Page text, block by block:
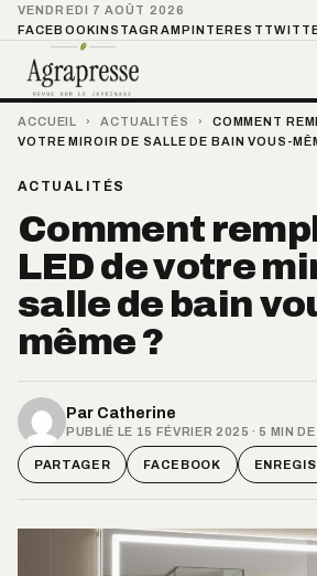
VENDREDI 7 AOÛT 2026
FACEBOOKINSTAGRAMPINTEREST
ACCUEIL › ACTUALITÉS ›
COMMENT
VOTRE MIROIR DE SALLE DE BAIN VOUS-
ACTUALITÉS
Comment
LED de votre
salle de bain
même ?
Par Catherine
PUBLIÉ LE 15 FÉVRIER 2025 · 5 MIN
PARTAGER FACEBOOK